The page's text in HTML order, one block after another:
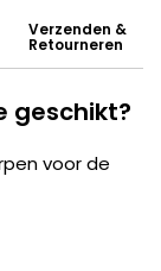
Verzenden &
Retourneren
geschikt?
voor de